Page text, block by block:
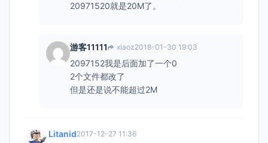
20971520就是20M了。
游客11111 xiaoz2018-01-30 19:03
2097152我是后面加了一个0
2个文件都改了
但是还是说不能超过2M
Litanid2017-12-27 11:36